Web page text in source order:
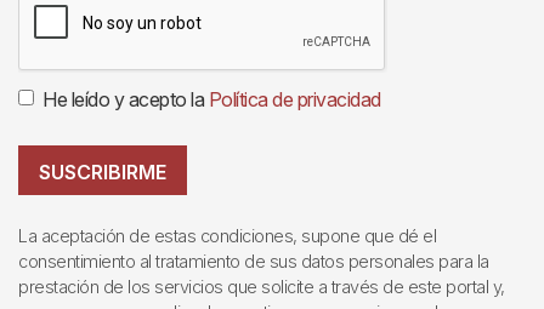
He leído y acepto la Política de privacidad
SUSCRIBIRME
La aceptación de estas condiciones, supone que dé el
consentimiento al tratamiento de sus datos personales para la
prestación de los servicios que solicite a través de este portal y,